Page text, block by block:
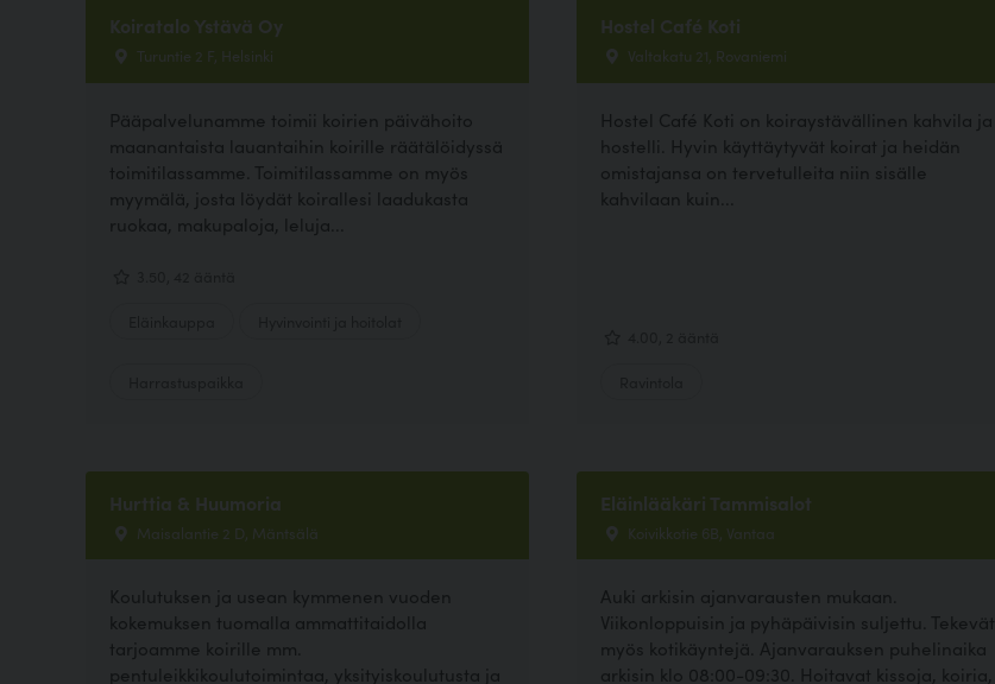
Koiratalo Ystävä Oy
Turuntie 2 F, Helsinki
Pääpalvelunamme toimii koirien päivähoito
maanantaista lauantaihin koirille räätälöidyssä
toimitilassamme. Toimitilassamme on myös
myymälä, josta löydät koirallesi laadukasta
ruokaa, makupaloja, leluja...
Hostel Café Koti
Valtakatu 21, Rovaniemi
Hostel Café Koti on koiraystävällinen kahvila ja
hostelli. Hyvin käyttäytyvät koirat ja heidän
omistajansa on tervetulleita niin sisälle
kahvilaan kuin...
Hurttia & Huumoria
Maisalantie 2 D, Mäntsälä
Koulutuksen ja usean kymmenen vuoden
kokemuksen tuomalla ammattitaidolla
tarjoamme koirille mm.
pentuleikkikoulutoimintaa, yksityiskoulutusta ja
Eläinlääkäri Tammisalot
Koivikkotie 6B, Vantaa
Auki arkisin ajanvarausten mukaan.
Viikonloppuisin ja pyhäpäivisin suljettu. Tekevät
myös kotikäyntejä. Ajanvarauksen puhelinaika
arkisin klo 08:00-09:30. Hoitavat kissoja, koiria,